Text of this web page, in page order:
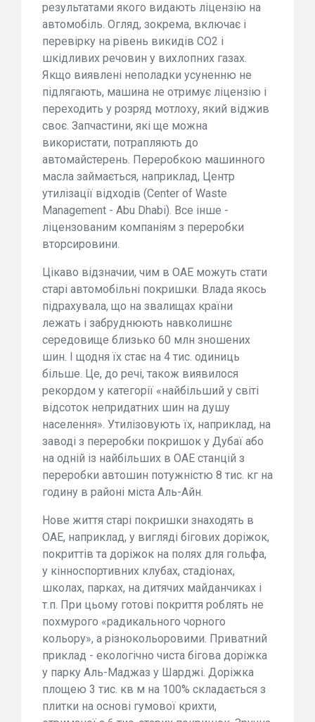
результатами якого видають ліцензію на
автомобіль. Огляд, зокрема, включає і
перевірку на рівень викидів СО2 і
шкідливих речовин у вихлопних газах.
Якщо виявлені неполадки усуненню не
підлягають, машина не отримує ліцензію і
переходить у розряд мотлоху, який віджив
своє. Запчастини, які ще можна
використати, потрапляють до
автомайстерень. Переробкою машинного
масла займається, наприклад, Центр
утилізації відходів (Center of Waste
Management - Abu Dhabi). Все інше -
ліцензованим компаніям з переробки
вторсировини.
Цікаво відзначии, чим в ОАЕ можуть стати
старі автомобільні покришки. Влада якось
підрахувала, що на звалищах країни
лежать і забруднюють навколишнє
середовище близько 60 млн зношених
шин. І щодня їх стає на 4 тис. одиниць
більше. Це, до речі, також виявилося
рекордом у категорії «найбільший у світі
відсоток непридатних шин на душу
населення». Утилізовують їх, наприклад, на
заводі з переробки покришок у Дубаї або
на одній із найбільших в ОАЕ станцій з
переробки автошин потужністю 8 тис. кг на
годину в районі міста Аль-Айн.
Нове життя старі покришки знаходять в
ОАЕ, наприклад, у вигляді бігових доріжок,
покриттів та доріжок на полях для гольфа,
у кінноспортивних клубах, стадіонах,
школах, парках, на дитячих майданчиках і
т.п. При цьому готові покриття роблять не
похмурого «радикального чорного
кольору», а різнокольоровими. Приватний
приклад - екологічно чиста бігова доріжка
у парку Аль-Маджаз у Шарджі. Доріжка
площею 3 тис. кв м на 100% складається з
плитки на основі гумової крихти,